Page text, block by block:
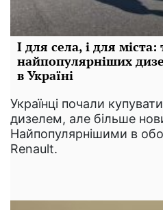
І для села, і для міста:
найпопулярніших
в Україні
Українці почали
дизелем, але більше
Найпопулярнішими в
Renault.